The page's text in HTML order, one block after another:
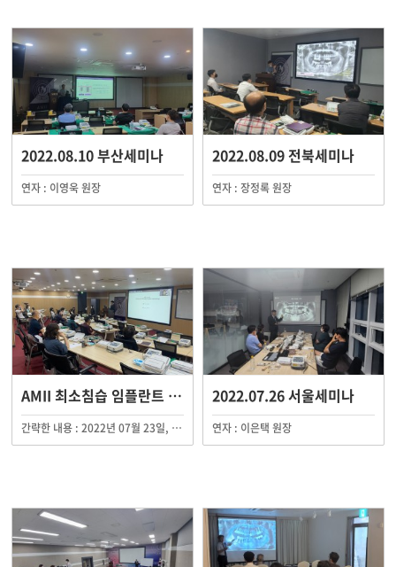
2022.08.10 부산세미나
연자 : 이영욱 원장
2022.08.09 전북세미나
연자 : 장정록 원장
AMII 최소침습 임플란트 제65기 연수 수료
간략한 내용 : 2022년 07월 23일, 24일 총 2일에 걸쳐 AMII 최소침습 임플란트 제65기 연수회가 AMII 서울(구로) 임상교육원 외 지역임상교육원에서 진행되었습니다.
2022.07.26 서울세미나
연자 : 이은택 원장